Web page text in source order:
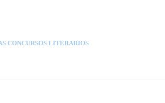
CONCURSOS LITERARIOS